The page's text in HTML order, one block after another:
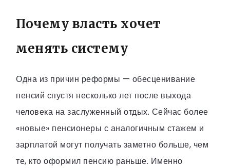
Почему власть хочет
менять систему
Одна из причин реформы — обесценивание
пенсий спустя несколько лет после выхода
человека на заслуженный отдых. Сейчас более
«новые» пенсионеры с аналогичным стажем и
зарплатой могут получать заметно больше, чем
те, кто оформил пенсию раньше. Именно